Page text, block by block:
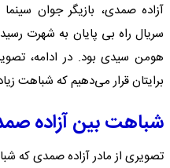
آزاده صمدی، بازیگر جوان
سریال راه بی پایان به شهرت
هومن سیدی بود. در ادامه،
برایتان قرار می‌دهیم که شباهت
شباهت بین آزاده
تصویری از مادر آزاده صمدی که